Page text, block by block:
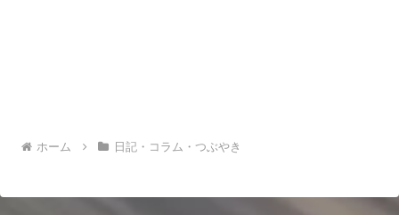
ホーム 日記・コラム・つぶやき